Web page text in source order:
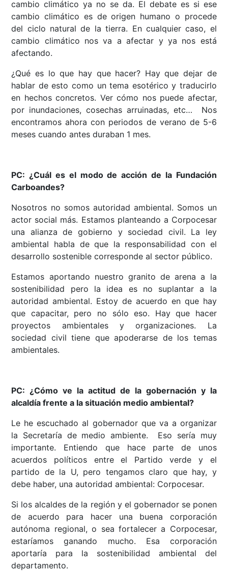
cambio climático ya no se da. El debate es si ese
cambio climático es de origen humano o procede
del ciclo natural de la tierra. En cualquier caso, el
cambio climático nos va a afectar y ya nos está
afectando.
¿Qué es lo que hay que hacer? Hay que dejar de
hablar de esto como un tema esotérico y traducirlo
en hechos concretos. Ver cómo nos puede afectar,
por inundaciones, cosechas arruinadas, etc… Nos
encontramos ahora con periodos de verano de 5-6
meses cuando antes duraban 1 mes.
PC: ¿Cuál es el modo de acción de la Fundación
Carboandes?
Nosotros no somos autoridad ambiental. Somos un
actor social más. Estamos planteando a Corpocesar
una alianza de gobierno y sociedad civil. La ley
ambiental habla de que la responsabilidad con el
desarrollo sostenible corresponde al sector público.
Estamos aportando nuestro granito de arena a la
sostenibilidad pero la idea es no suplantar a la
autoridad ambiental. Estoy de acuerdo en que hay
que capacitar, pero no sólo eso. Hay que hacer
proyectos ambientales y organizaciones. La
sociedad civil tiene que apoderarse de los temas
ambientales.
PC: ¿Cómo ve la actitud de la gobernación y la
alcaldía frente a la situación medio ambiental?
Le he escuchado al gobernador que va a organizar
la Secretaría de medio ambiente. Eso sería muy
importante. Entiendo que hace parte de unos
acuerdos políticos entre el Partido verde y el
partido de la U, pero tengamos claro que hay, y
debe haber, una autoridad ambiental: Corpocesar.
Si los alcaldes de la región y el gobernador se ponen
de acuerdo para hacer una buena corporación
autónoma regional, o sea fortalecer a Corpocesar,
estaríamos ganando mucho. Esa corporación
aportaría para la sostenibilidad ambiental del
departamento.